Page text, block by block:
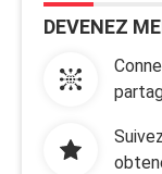
DEVENEZ